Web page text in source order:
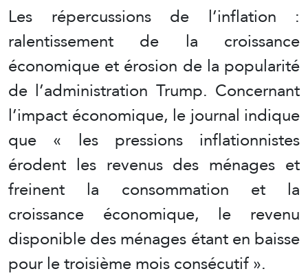
Les répercussions de l’inflation :
ralentissement de la croissance
économique et érosion de la popularité
de l’administration Trump. Concernant
l’impact économique, le journal indique
que « les pressions inflationnistes
érodent les revenus des ménages et
freinent la consommation et la
croissance économique, le revenu
disponible des ménages étant en baisse
pour le troisième mois consécutif ».